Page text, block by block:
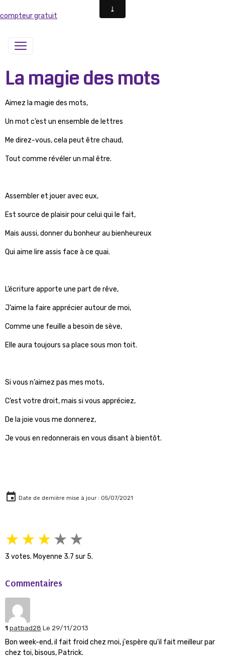
compteur gratuit
La magie des mots
Aimez la magie des mots,
Un mot c’est un ensemble de lettres
Me direz-vous, cela peut être chaud,
Tout comme révéler un mal être.
Assembler et jouer avec eux,
Est source de plaisir pour celui qui le fait,
Mais aussi, donner du bonheur au bienheureux
Qui aime lire assis face à ce quai.
L’écriture apporte une part de rêve,
J’aime la faire apprécier autour de moi,
Comme une feuille a besoin de sève,
Elle aura toujours sa place sous mon toit.
Si vous n’aimez pas mes mots,
C’est votre droit, mais si vous appréciez,
De la joie vous me donnerez,
Je vous en redonnerais en vous disant à bientôt.
Date de dernière mise à jour : 05/07/2021
★★★★ ★
3 votes. Moyenne 3.7 sur 5.
Commentaires
1patbad28 Le 29/11/2013
Bon week-end, il fait froid chez moi, j'espère qu'il fait meilleur par
chez toi, bisous, Patrick.